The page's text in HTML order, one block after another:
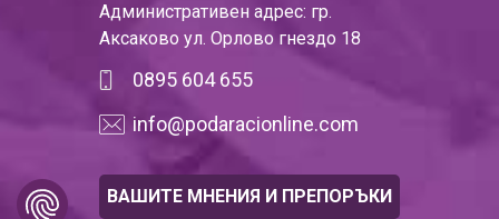
Административен адрес: гр.
Аксаково ул. Орлово гнездо 18
0895 604 655
info@podaracionline.com
ВАШИТЕ МНЕНИЯ И ПРЕПОРЪКИ